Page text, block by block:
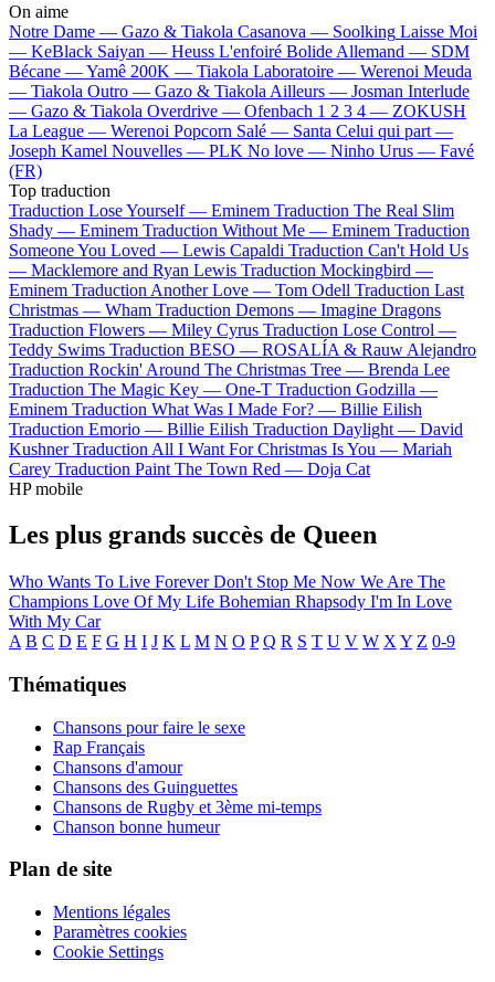
On aime
Notre Dame — Gazo & Tiakola Casanova — Soolking Laisse Moi
— KeBlack Saiyan — Heuss L'enfoiré Bolide Allemand — SDM
Bécane —Yamê 200K — Tiakola Laboratoire — Werenoi Meuda
— Tiakola Outro — Gazo & Tiakola Ailleurs — Josman Interlude
— Gazo & Tiakola Overdrive — Ofenbach 1 2 3 4 — ZOKUSH
La League — Werenoi Popcorn Salé — Santa Celui qui part —
Joseph Kamel Nouvelles — PLK No love — Ninho Urus — Favé
(FR)
Top traduction
Traduction Lose Yourself — Eminem Traduction The Real Slim
Shady — Eminem Traduction Without Me — Eminem Traduction
Someone You Loved — Lewis Capaldi Traduction Can't Hold Us
— Macklemore and Ryan Lewis Traduction Mockingbird —
Eminem Traduction Another Love — Tom Odell Traduction Last
Christmas — Wham Traduction Demons — Imagine Dragons
Traduction Flowers — Miley Cyrus Traduction Lose Control —
Teddy Swims Traduction BESO — ROSALÍA & Rauw Alejandro
Traduction Rockin' Around The Christmas Tree — Brenda Lee
Traduction The Magic Key — One-T Traduction Godzilla —
Eminem Traduction What Was I Made For? — Billie Eilish
Traduction Emorio — Billie Eilish Traduction Daylight — David
Kushner Traduction All I Want For Christmas Is You — Mariah
Carey Traduction Paint The Town Red — Doja Cat
HP mobile
Les plus grands succès de Queen
Who Wants To Live ForeverDon't Stop Me Now We Are The
Champions Love Of My Life Bohemian Rhapsody I'm In Love
With My Car
A B C D E F G H I J K L M N O P Q R S T U V W X Y Z 0-9
Thématiques
Chansons pour faire le sexe
Rap Français
Chansons d'amour
Chansons des Guinguettes
Chansons de Rugby et 3ème mi-temps
Chanson bonne humeur
Plan de site
Mentions légales
Paramètres cookies
Cookie Settings